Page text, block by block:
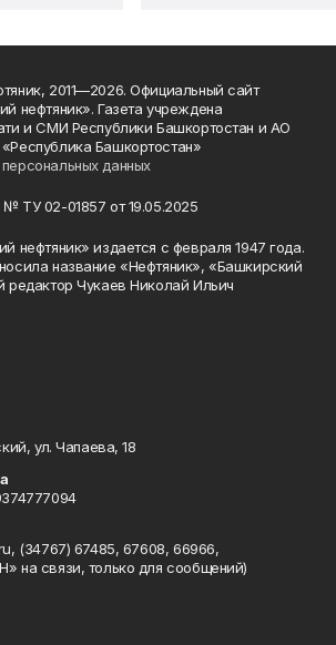
2011—2026. Официальный сайт
нефтяник». Газета учреждена
и СМИ Республики Башкортостан и АО
Башкортостан»
данных
ТУ 02-01857 от 19.05.2025
нефтяник» издается с февраля 1947 года.
название «Нефтяник», «Башкирский
редактор Чукаев Николай Ильич
ул. Чапаева, 18
(34767) 67485, 67608, 66966,
на связи, только для сообщений)